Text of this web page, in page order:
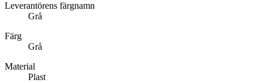
Leverantörens färgnamn
Grå
Färg
Grå
Material
Plast